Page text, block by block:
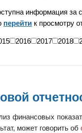
информация за
перейти к просмотру
2016 2017 2018
финансовых
может говорить об